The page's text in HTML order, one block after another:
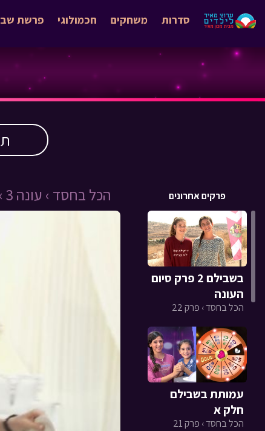
פרשת חכמולוגי משחקים סדרות
הכל בחסד › עונה 3 › פרקים אחרונים
בשבילם 2 פרק סיום
העונה
הכל בחסד › פרק 22
עמותת בשבילם
חלק א
הכל בחסד › פרק 21